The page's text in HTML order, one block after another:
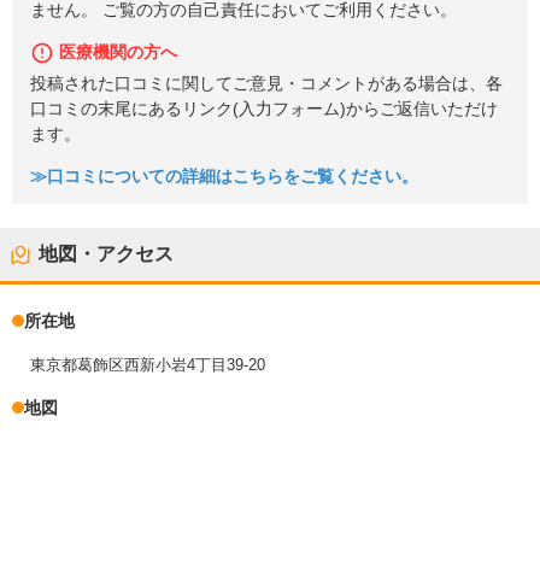
ません。 ご覧の方の自己責任においてご利用ください。
医療機関の方へ
投稿された口コミに関してご意見・コメントがある場合は、各
口コミの末尾にあるリンク(入力フォーム)からご返信いただけ
ます。
≫口コミについての詳細はこちらをご覧ください。
地図・アクセス
所在地
東京都葛飾区西新小岩4丁目39-20
地図